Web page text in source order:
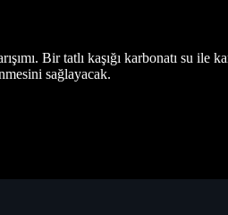
Bir tatlı kaşığı karbonatı su ile
sağlayacak.